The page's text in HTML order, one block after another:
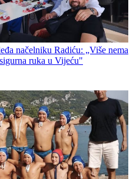
načelniku Radiću: „Više nema
ruka u Vijeću"